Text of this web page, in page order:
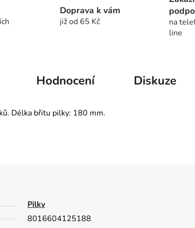
Doprava k vám
již od 65 Kč
na
line
Hodnocení Diskuze
Délka břitu pilky: 180 mm.
Pilky
8016604125188